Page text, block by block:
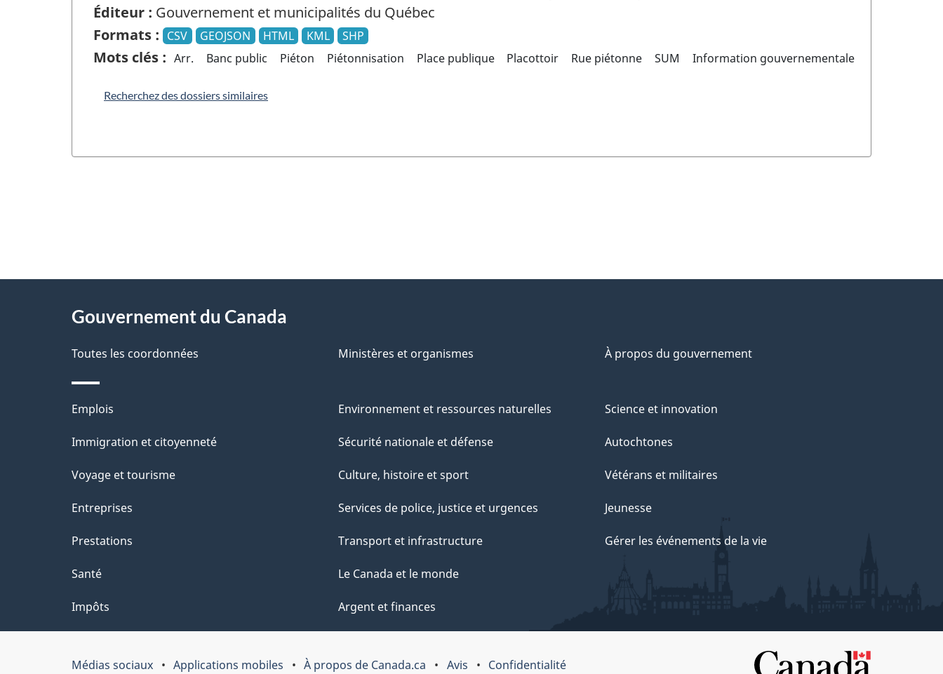
Éditeur : Gouvernement et municipalités du Québec
Formats : CSV GEOJSON HTML KML SHP
Mots clés : Arr. Banc public Piéton Piétonnisation Place publique Placottoir Rue piétonne SUM Information gouvernementale
Recherchez des dossiers similaires
D
é
t
a
i
l
d
e
l
p
a
g
e
Gouvernement du Canada
Toutes les coordonnées Ministères et organismes À propos du gouvernement
Thèmes
et
Emplois
Immigration et citoyenneté
Voyage et tourisme
Entreprises
Prestations
Santé
Impôts
Environnement et ressources naturelles
Sécurité nationale et défense
Culture, histoire et sport
Services de police, justice et urgences
Transport et infrastructure
Le Canada et le monde
Argent et finances
Science et innovation
Autochtones
Vétérans et militaires
Jeunesse
Gérer les événements de la vie
Organisation
Médias sociaux Applications mobiles À propos de Canada.ca Avis Confidentialité